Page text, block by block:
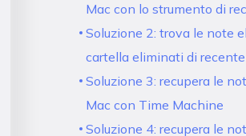
Mac con lo strumento di
Soluzione 2: trova le note
cartella eliminati di recente
Soluzione 3: recupera le
Mac con Time Machine
Soluzione 4: recupera le